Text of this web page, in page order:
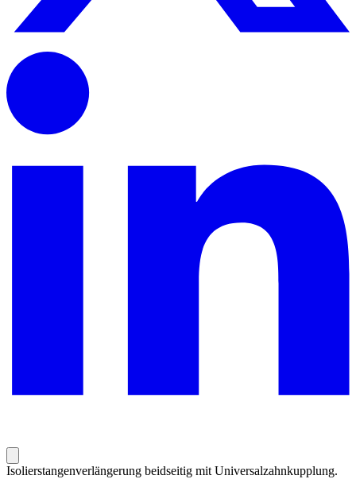
Isolierstangenverlängerung beidseitig mit Universalzahnkupplung.